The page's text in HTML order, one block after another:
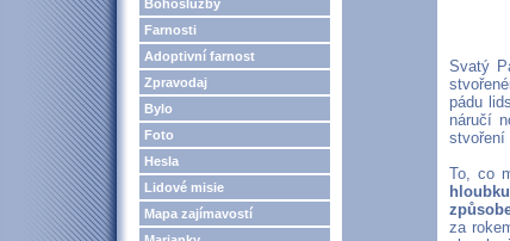
Bohoslužby
Farnosti
Adoptivní farnost
Zpravodaj
Bylo
Foto
Hesla
Lidové misie
Mapa zajímavostí
Svatý
pádu
náručí
stvoření
To, co
za